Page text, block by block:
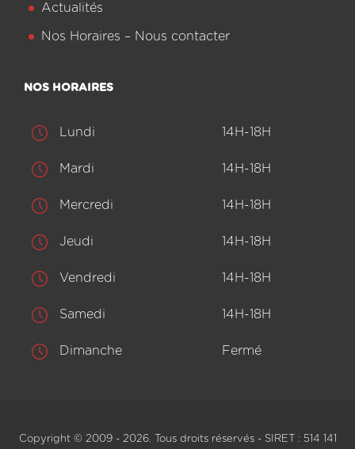
Actualités
Nos Horaires – Nous contacter
NOS HORAIRES
Lundi 14H-18H
Mardi 14H-18H
Mercredi 14H-18H
Jeudi 14H-18H
Vendredi 14H-18H
Samedi 14H-18H
Dimanche Fermé
Copyright © 2009 - 2026. Tous droits réservés - SIRET : 514 141